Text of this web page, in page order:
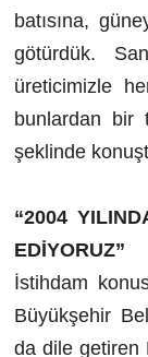
batısına,
götürdük.
üreticimizle
bunlardan bir
şeklinde
“2004
EDİYORUZ”
İstihdam
Büyükşehir
da dile getiren